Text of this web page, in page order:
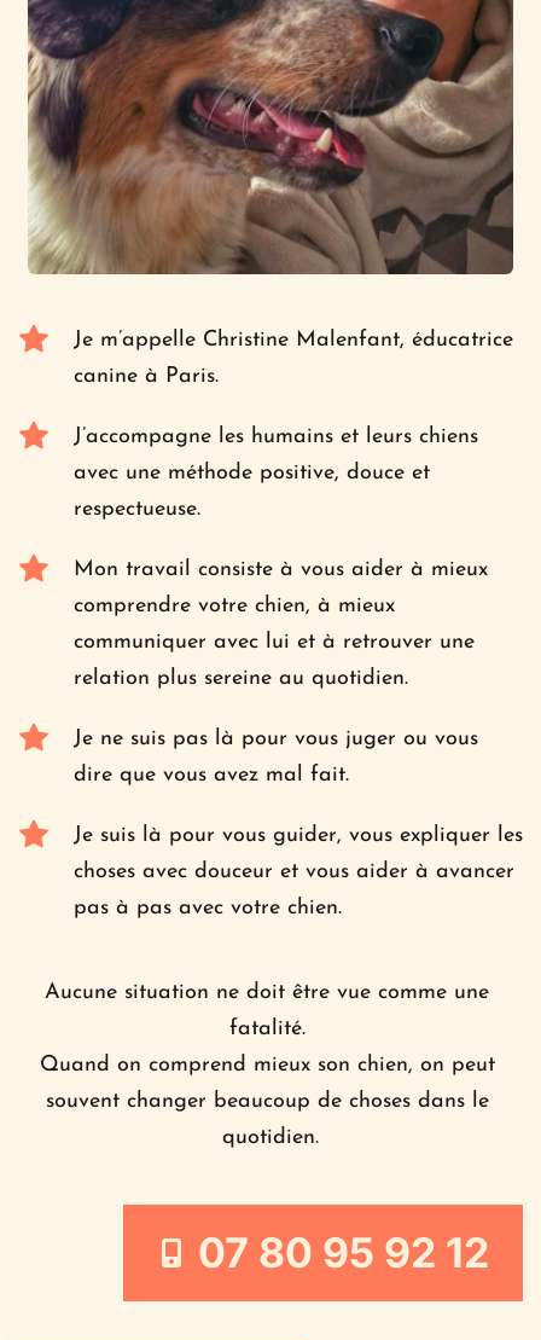
Je m’appelle Christine Malenfant, éducatrice
canine à Paris.
J’accompagne les humains et leurs chiens
avec une méthode positive, douce et
respectueuse.
Mon travail consiste à vous aider à mieux
comprendre votre chien, à mieux
communiquer avec lui et à retrouver une
relation plus sereine au quotidien.
Je ne suis pas là pour vous juger ou vous
dire que vous avez mal fait.
Je suis là pour vous guider, vous expliquer les
choses avec douceur et vous aider à avancer
pas à pas avec votre chien.
Aucune situation ne doit être vue comme une
fatalité.
Quand on comprend mieux son chien, on peut
souvent changer beaucoup de choses dans le
quotidien.
07 80 95 92 12